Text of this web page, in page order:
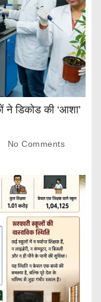
ने डिकोड की ‘आशा’
No Comments